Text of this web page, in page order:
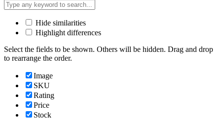
Hide similarities
Highlight differences
Select the fields to be shown. Others will be hidden. Drag and drop
to rearrange the order.
Image
SKU
Rating
Price
Stock